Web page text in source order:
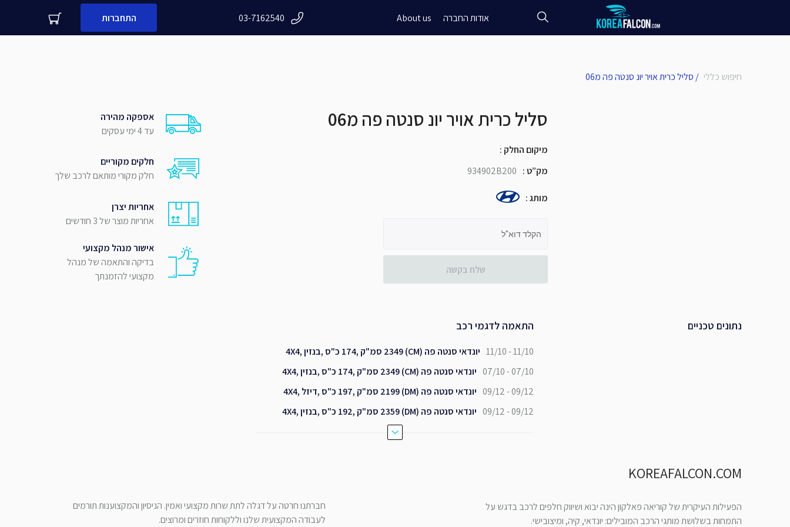
התחברות 03-7162540 About us אודות החברה
שלח
סליל כרית אויר יונ סנטה פה מ06 / חיפוש כללי
אספקה מהירה
עד 4 ימי עסקים
חלקים מקוריים
חלק מקורי מותאם לרכב שלך
אחריות יצרן
אחריות מוצר של 3 חודשים
אישור מנהל מקצועי
בדיקה והתאמה של מנהל
מקצועי להזמנתך
סליל כרית אויר יונ סנטה פה מ06
: מיקום החלק
934902B200 :מק”ט
:מותג
הקלד דוא"ל
שלח בקשה
התאמה לדגמי רכב
יונדאי סנטה פה (CM) 2349 סמ"ק ,174 כ"ס ,בנזין ,4X4 11/10 - 11/10
יונדאי סנטה פה (CM) 2349 סמ"ק ,174 כ"ס ,בנזין ,4X4 07/10 - 07/10
יונדאי סנטה פה (DM) 2199 סמ"ק ,197 כ"ס ,דיזל ,4X4 09/12 - 09/12
יונדאי סנטה פה (DM) 2359 סמ"ק ,192 כ"ס ,בנזין ,4X4 09/12 - 09/12
נתונים טכניים
חברתנו חרטה על דגלה לתת שרות מקצועי ואמין. הניסיון והמקצוענות תורמים
לעבודה המקצועית שלנו וללקוחות חוזרים ומרוצים.
KOREAFALCON.COM
הפעילות העיקרית של קוריאה פאלקון הינה יבוא ושיווק חלפים לרכב בדגש על
התמחות בשלושת מותגי הרכב המובילים: יונדאי, קיה, ומיצובישי.